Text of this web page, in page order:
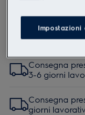
Servizi
Consegna
3-6 giorni
Consegna
giorni
Impostazioni